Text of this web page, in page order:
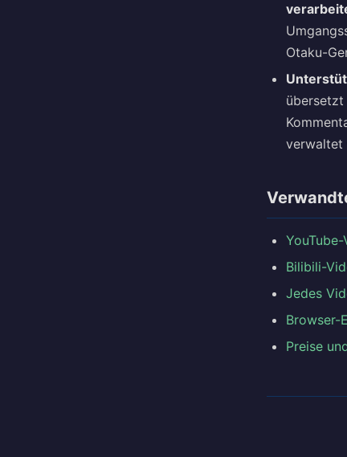
Otaku-
verwaltet
Bilibili-
Jedes
Browser-
Preise